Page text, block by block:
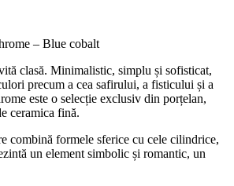
– Blue cobalt
clasă. Minimalistic, simplu și sofisticat,
precum a cea safirului, a fisticului și a
este o selecție exclusiv din porțelan,
ceramica fină.
combină formele sferice cu cele cilindrice,
un element simbolic și romantic, un